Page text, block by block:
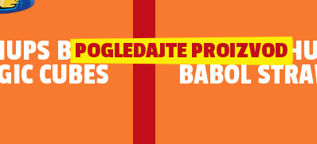
BIG
CUBES
CHUPA
BABOL
POGLEDAJTE PROIZVOD